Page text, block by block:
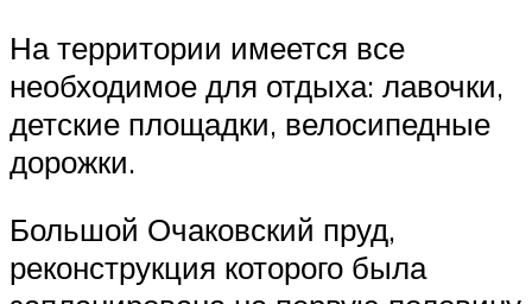
На территории имеется все
необходимое для отдыха: лавочки,
детские площадки, велосипедные
дорожки.
Большой Очаковский пруд,
реконструкция которого была